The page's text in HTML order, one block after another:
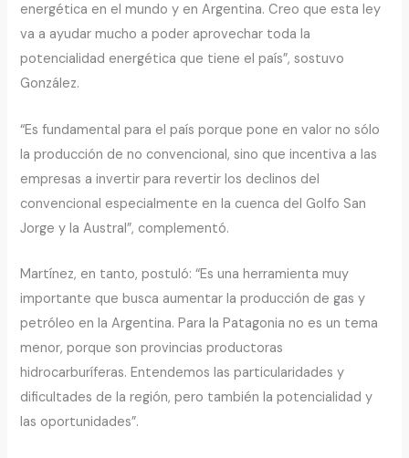
energética en el mundo y en Argentina. Creo que esta ley
va a ayudar mucho a poder aprovechar toda la
potencialidad energética que tiene el país”, sostuvo
González.
“Es fundamental para el país porque pone en valor no sólo
la producción de no convencional, sino que incentiva a las
empresas a invertir para revertir los declinos del
convencional especialmente en la cuenca del Golfo San
Jorge y la Austral”, complementó.
Martínez, en tanto, postuló: “Es una herramienta muy
importante que busca aumentar la producción de gas y
petróleo en la Argentina. Para la Patagonia no es un tema
menor, porque son provincias productoras
hidrocarburíferas. Entendemos las particularidades y
dificultades de la región, pero también la potencialidad y
las oportunidades”.